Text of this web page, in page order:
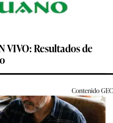
VIVO: Resultados de
ContenidoGEC